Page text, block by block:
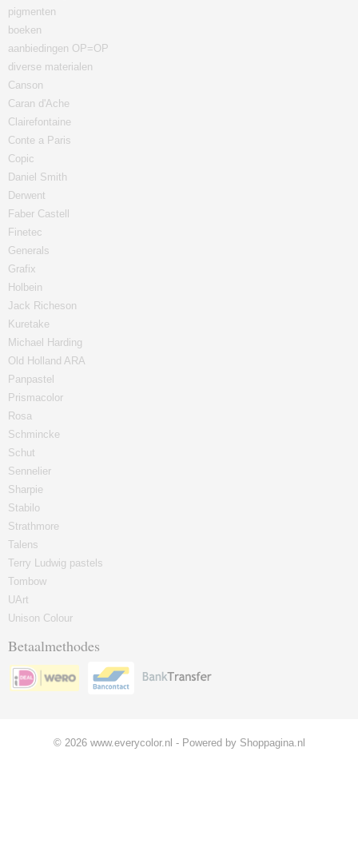
pigmenten
boeken
aanbiedingen OP=OP
diverse materialen
Canson
Caran d'Ache
Clairefontaine
Conte a Paris
Copic
Daniel Smith
Derwent
Faber Castell
Finetec
Generals
Grafix
Holbein
Jack Richeson
Kuretake
Michael Harding
Old Holland ARA
Panpastel
Prismacolor
Rosa
Schmincke
Schut
Sennelier
Sharpie
Stabilo
Strathmore
Talens
Terry Ludwig pastels
Tombow
UArt
Unison Colour
Betaalmethodes
© 2026 www.everycolor.nl - Powered by Shoppagina.nl